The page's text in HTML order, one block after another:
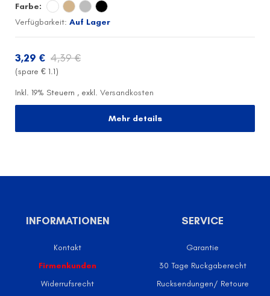
Farbe:
Verfügbarkeit: Auf Lager
3,29 € 4,39 €
(spare € 1.1)
Inkl. 19% Steuern , exkl. Versandkosten
Mehr details
INFORMATIONEN
Kontakt
Firmenkunden
Widerrufsrecht
SERVICE
Garantie
30 Tage Ruckgaberecht
Rucksendungen/ Retoure